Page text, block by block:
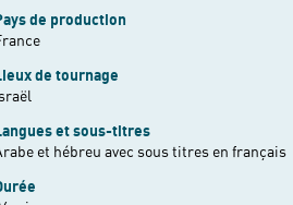
de production
de tournage
et sous-titres
et hébreu avec sous titres en français